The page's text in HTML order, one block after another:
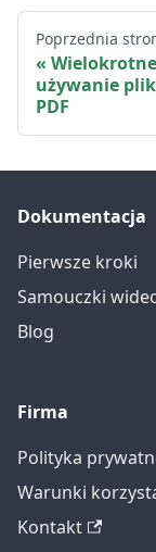
Poprzednia
Wielokrotne
używanie
PDF
Dokumentacja
Pierwsze kroki
Samouczki
Blog
Firma
Polityka
Warunki
Kontakt